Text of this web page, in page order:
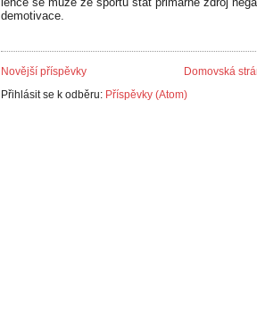
demotivace.
Novější příspěvky
Domovská
Přihlásit se k odběru: Příspěvky (Atom)